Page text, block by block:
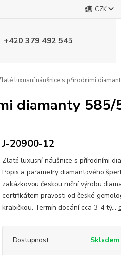
CZK
+420 379 492 545
luxusní náušnice s přírodními
diamanty 585/
J-20900-12
Zlaté luxusní náušnice s přírodními
Popis a parametry diamantového
zakázkovou českou ruční výrobu
certifikátem pravosti od české
krabičkou. Termín dodání cca 3-4 tý...
Dostupnost Skladem